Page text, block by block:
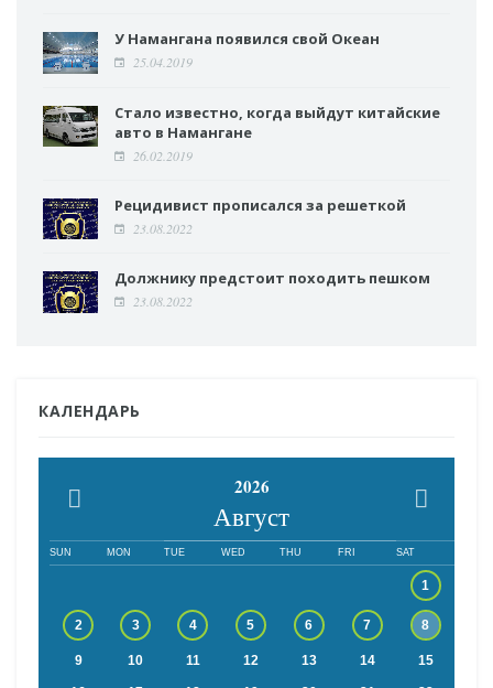
У Намангана появился свой Океан
25.04.2019
Стало известно, когда выйдут китайские
авто в Намангане
26.02.2019
Рецидивист прописался за решеткой
23.08.2022
Должнику предстоит походить пешком
23.08.2022
КАЛЕНДАРЬ
2026
Август
SUN MON TUE WED THU FRI SAT
1
2 3 4 5 6 7 8
9 10 11 12 13 14 15